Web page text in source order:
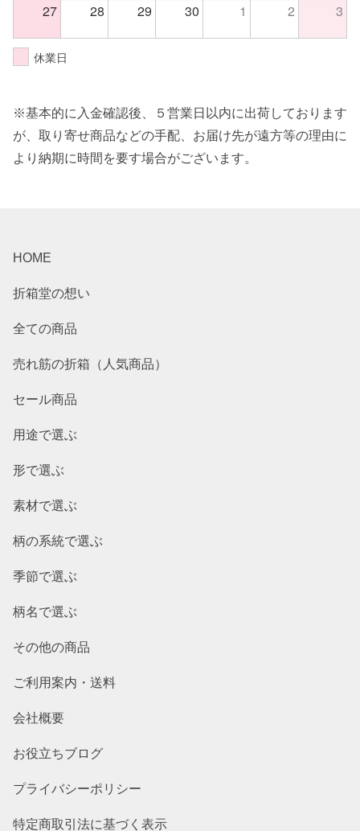
27 28 29 30 1 2 3
休業日
※基本的に入金確認後、５営業日以内に出荷しております
が、取り寄せ商品などの手配、お届け先が遠方等の理由に
より納期に時間を要す場合がございます。
HOME
折箱堂の想い
全ての商品
売れ筋の折箱（人気商品）
セール商品
用途で選ぶ
形で選ぶ
素材で選ぶ
柄の系統で選ぶ
季節で選ぶ
柄名で選ぶ
その他の商品
ご利用案内・送料
会社概要
お役立ちブログ
プライバシーポリシー
特定商取引法に基づく表示